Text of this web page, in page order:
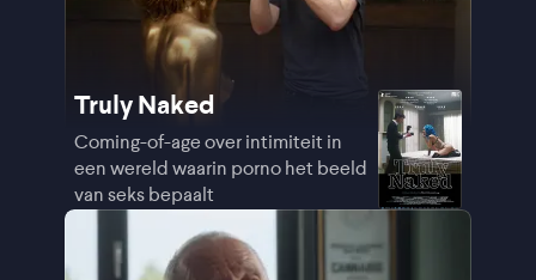
Truly Naked
Coming-of-age over intimiteit in
een wereld waarin porno het beeld
van seks bepaalt